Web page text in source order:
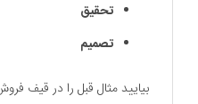
تحقیق
تصمیم
بیایید مثال قبل را در قیف